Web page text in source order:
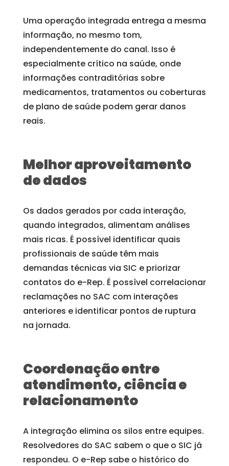
Uma operação integrada entrega a mesma
informação, no mesmo tom,
independentemente do canal. Isso é
especialmente crítico na saúde, onde
informações contraditórias sobre
medicamentos, tratamentos ou coberturas
de plano de saúde podem gerar danos
reais.
Melhor aproveitamento
de dados
Os dados gerados por cada interação,
quando integrados, alimentam análises
mais ricas. É possível identificar quais
profissionais de saúde têm mais
demandas técnicas via SIC e priorizar
contatos do e-Rep. É possível correlacionar
reclamações no SAC com interações
anteriores e identificar pontos de ruptura
na jornada.
Coordenação entre
atendimento, ciência e
relacionamento
A integração elimina os silos entre equipes.
Resolvedores do SAC sabem o que o SIC já
respondeu. O e-Rep sabe o histórico do